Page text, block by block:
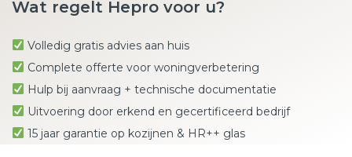
Wat regelt Hepro voor u?
Volledig gratis advies aan huis
Complete offerte voor woningverbetering
Hulp bij aanvraag + technische documentatie
Uitvoering door erkend en gecertificeerd bedrijf
15 jaar garantie op kozijnen & HR++ glas